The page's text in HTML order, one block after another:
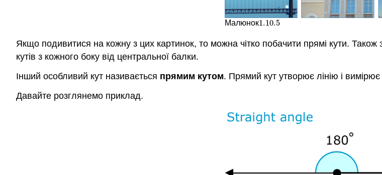
Малюнок1.10.5
1.10.5
Якщо подивитися на кожну з цих картинок, то можна чітко побачити прямі кути.
кутів з кожного боку від центральної балки.
Інший особливий кут називається прямим кутом. Прямий кут утворює лінію і вимірює
Давайте розглянемо приклад.